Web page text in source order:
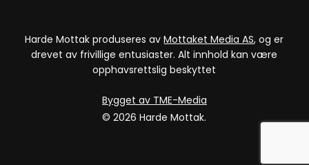
Harde Mottak produseres avMottaket Media AS, og er
drevet av frivillige entusiaster. Alt innhold kan være
opphavsrettslig beskyttet
Bygget av TME-Media
© 2026 Harde Mottak.